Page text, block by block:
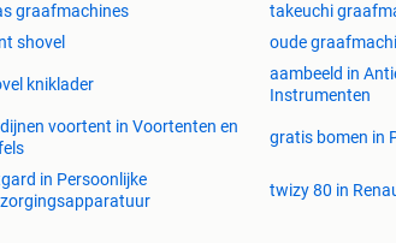
graafmachines takeuchi
shovel oude
kniklader
aambeeld in
Instrumenten
voortent in Voortenten en
gratis bomen in
in Persoonlijke
twizy 80 in